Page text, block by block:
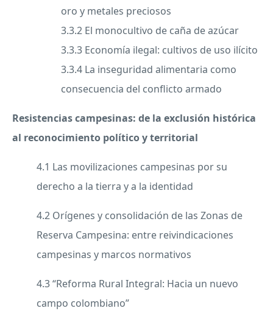
oro y metales preciosos
3.3.2 El monocultivo de caña de azúcar
3.3.3 Economía ilegal: cultivos de uso ilícito
3.3.4 La inseguridad alimentaria como
consecuencia del conflicto armado
Resistencias campesinas: de la exclusión histórica
al reconocimiento político y territorial
4.1 Las movilizaciones campesinas por su
derecho a la tierra y a la identidad
4.2 Orígenes y consolidación de las Zonas de
Reserva Campesina: entre reivindicaciones
campesinas y marcos normativos
4.3 “Reforma Rural Integral: Hacia un nuevo
campo colombiano”